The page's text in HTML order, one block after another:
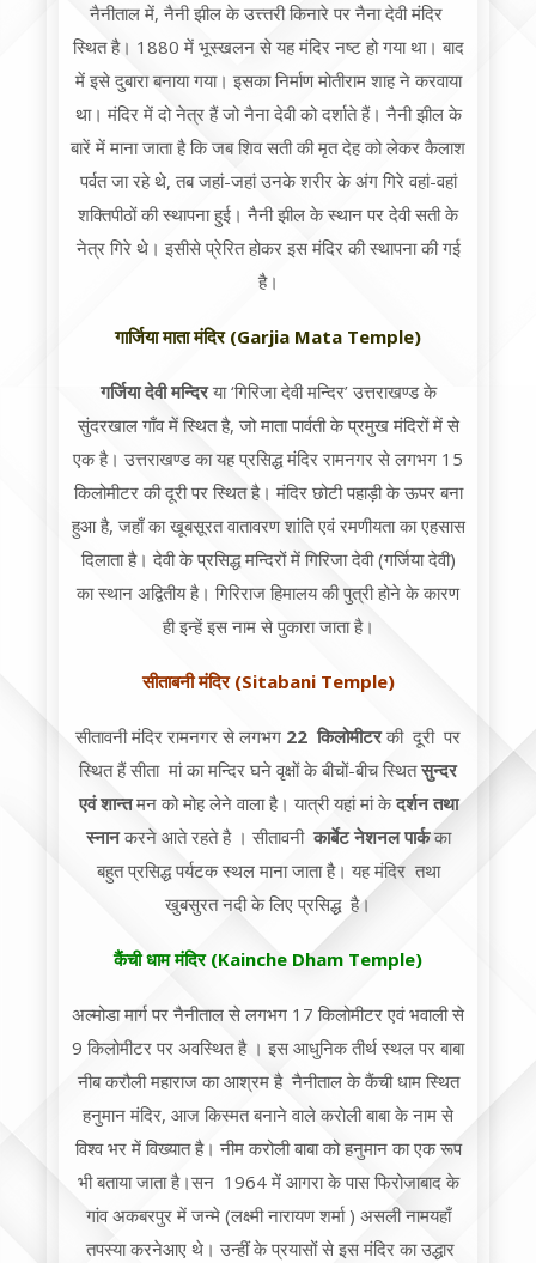
नैनीताल में, नैनी झील के उत्त्तरी किनारे पर नैना देवी मंदिर
स्थित है। 1880 में भूस्‍खलन से यह मंदिर नष्‍ट हो गया था। बाद
में इसे दुबारा बनाया गया। इसका निर्माण मोतीराम शाह ने करवाया
था। मंदिर में दो नेत्र हैं जो नैना देवी को दर्शाते हैं। नैनी झील के
बारें में माना जाता है कि जब शिव सती की मृत देह को लेकर कैलाश
पर्वत जा रहे थे, तब जहां-जहां उनके शरीर के अंग गिरे वहां-वहां
शक्तिपीठों की स्‍थापना हुई। नैनी झील के स्‍थान पर देवी सती के
नेत्र गिरे थे। इसीसे प्रेरित होकर इस मंदिर की स्‍थापना की गई
है।
गार्जिया माता मंदिर (Garjia Mata Temple)
गर्जिया देवी मन्दिरया ‘गिरिजा देवी मन्दिर’ उत्तराखण्ड के
सुंदरखाल गाँव में स्थित है, जो माता पार्वती के प्रमुख मंदिरों में से
एक है। उत्तराखण्ड का यह प्रसिद्ध मंदिर रामनगर से लगभग 15
किलोमीटर की दूरी पर स्थित है। मंदिर छोटी पहाड़ी के ऊपर बना
हुआ है, जहाँ का खूबसूरत वातावरण शांति एवं रमणीयता का एहसास
दिलाता है। देवी के प्रसिद्ध मन्दिरों में गिरिजा देवी (गर्जिया देवी)
का स्थान अद्वितीय है। गिरिराज हिमालय की पुत्री होने के कारण
ही इन्हें इस नाम से पुकारा जाता है।
सीताबनी मंदिर (Sitabani Temple)
सीतावनी मंदिर रामनगर से लगभग 22 किलोमीटरकी दूरी पर
स्थित हैं सीता मां का मन्दिर घने वृक्षों के बीचों-बीच स्थितसुन्दर
एवं शान्तमन को मोह लेने वाला है। यात्री यहां मां केदर्शन तथा
स्नानकरने आते रहते है । सीतावनीकार्बेट नेशनल पार्कका
बहुत प्रसिद्ध पर्यटक स्थल माना जाता है। यह मंदिर तथा
खुबसुरत नदी के लिए प्रसिद्ध है।
कैंची धाम मंदिर (Kainche Dham Temple)
अल्मोडा मार्ग पर नैनीताल से लगभग 17 किलोमीटर एवं भवाली से
9 किलोमीटर पर अवस्थित है । इस आधुनिक तीर्थ स्थल पर बाबा
नीब करौली महाराज का आश्रम है नैनीताल के कैंची धाम स्थित
हनुमान मंदिर, आज किस्मत बनाने वाले करोली बाबा के नाम से
विश्व भर में विख्यात है। नीम करोली बाबा को हनुमान का एक रूप
भी बताया जाता है।सन 1964में आगरा के पास फिरोजाबाद के
गांव अकबरपुर में जन्मे (लक्ष्मी नारायण शर्मा ( असली नामयहाँ
तपस्या करनेआए थे। उन्हीं के प्रयासों से इस मंदिर का उद्धार